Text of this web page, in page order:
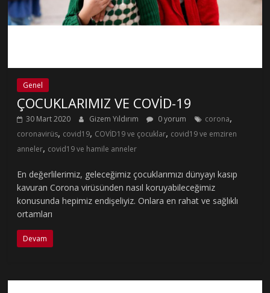
Genel
ÇOCUKLARIMIZ VE COVİD-19
30 Mart 2020 Gizem Yıldırım 0 yorum corona,
coronavirüs, covid19, COVİD19 ve çocuklar, covid19 ve emziren
anneler, covid19 ve hamile anneler
En değerlilerimiz, geleceğimiz çocuklarımızı dünyayı kasıp
kavuran Corona virüsünden nasıl koruyabileceğimiz
konusunda hepimiz endişeliyiz. Onlara en rahat ve sağlıklı
ortamları
Devam